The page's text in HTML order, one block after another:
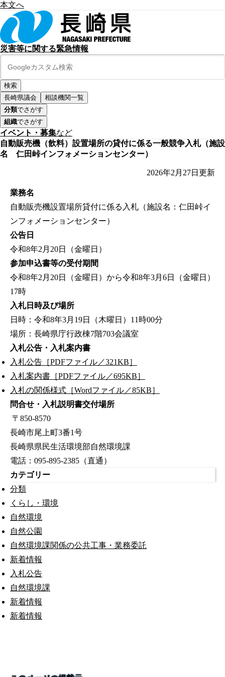
本文へ
災害等に関する緊急情報
長崎県議会
相談機関一覧
分類でさがす
組織でさがす
イベント・募集など
自動販売機（飲料）設置場所の貸付に係る一般競争入札（施設
名 仁田峠インフォメーションセンター）
2026年2月27日 更新
業務名
自動販売機設置場所貸付に係る入札（施設名：仁田峠イ
ンフォメーションセンター）
公告日
令和8年2月20日（金曜日）
参加申込書等の受付期間
令和8年2月20日（金曜日）から令和8年3月6日（金曜日）
17時
入札日時及び場所
日時：令和8年3月19日（木曜日）11時00分
場所：長崎県庁行政棟7階703会議室
入札公告・入札案内書
入札公告［PDFファイル／321KB］
入札案内書［PDFファイル／695KB］
入札の関係様式［Wordファイル／85KB］
問合せ・入札説明書交付場所
〒850-8570
長崎市尾上町3番1号
長崎県県民生活環境部自然環境課
電話：095-895-2385（直通）
カテゴリー
分類
くらし・環境
自然環境
自然公園
自然環境課関係の公共工事・業務委託
新着情報
入札公告
自然環境課
新着情報
新着情報